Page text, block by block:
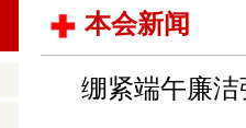
本会新闻
绷紧端午廉